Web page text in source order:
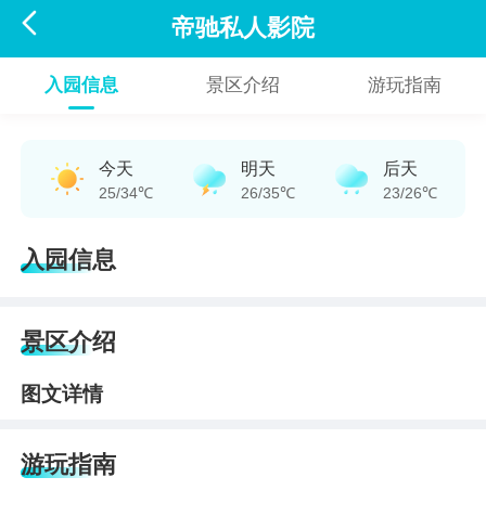
 帝驰私人影院
入园信息 景区介绍 游玩指南
今天
25/34℃
明天
26/35℃
后天
23/26℃
入园信息
景区介绍
图文详情
游玩指南